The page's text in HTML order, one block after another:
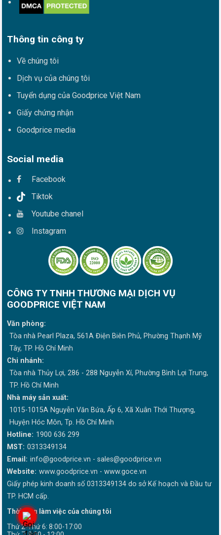
Thông tin công ty
Về chúng tôi
Dịch vụ của chúng tôi
Tuyển dụng của Goodprice Việt Nam
Giấy chứng nhận
Goodprice media
Social media
Facebook
Tiktok
Youtube chanel
Instagram
CÔNG TY TNHH THƯƠNG MẠI DỊCH VỤ
GOODPRICE VIỆT NAM
Văn phòng:
Tòa nhà Pearl Plaza, 561A Điện Biên Phủ, Phường Thạnh Mỹ
Tây, TP. Hồ Chí Minh
Chi nhánh:
Tòa nhà Thủy Lợi, 286 - 288 Nguyễn Xí, Phường Bình Lợi Trung,
TP. Hồ Chí Minh
Nhà máy sản xuất:
1015-1015A Nguyễn Văn Bứa, Ấp 6, Xã Xuân Thới Thượng,
Huyện Hóc Môn, Tp. Hồ Chí Minh
Hotline: 1900 636 299
MST: 0313349134
Email: info@goodprice.vn - sales@goodprice.vn
Website: www.goodprice.vn - www.goce.vn
Giấy phép kinh doanh số 0313349134 do sở Kế hoạch và Đầu tư
TP. HCM cấp.
Thời gian làm việc của chúng tôi
Thứ 2-Thứ 6: 8:00-17:00